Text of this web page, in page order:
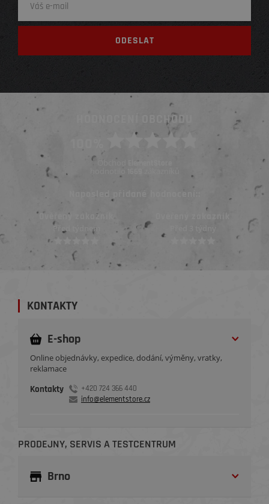
HODNOCENÍ OBCHODU
Obchod ElementStore
hodnotilo
Naposled přidané hodnocení::
Ověřený zákazník
Před 3 týdny
KONTAKTY
E-shop
Online objednávky, expedice, dodání, výměny, vratky,
reklamace
Kontakty
+420 724 366 440
info@elementstore.cz
PRODEJNY, SERVIS A TESTCENTRUM
Brno